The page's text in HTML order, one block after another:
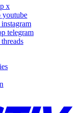
x
youtube
telegram